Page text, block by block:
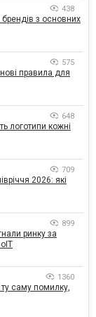
438
з основних
575
правила для
648
логотипи кожні
709
2026: які
899
ринку за
1360
ту саму помилку,